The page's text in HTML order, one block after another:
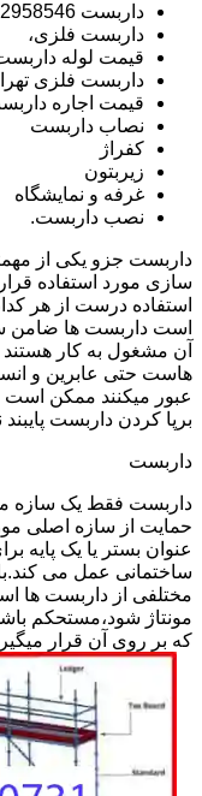
داربست 09012958546-آقای خشایارحیدری شبانه روزی.
داربست فلزی،
قیمت لوله
داربست فلزی
قیمت اجاره
نصاب داربست
کفراژ
زیربتون
غرفه و نمایشگاه
نصب داربست.
داربست جزو یکی از
سازی مورد استفاده
استفاده درست از هر
است داربست ها ضامن
آن مشغول به کار هستند
هاست حتی عابرین و
عبور میکنند ممکن
برپا کردن داربست پایبند
داربست
داربست فقط یک سازه
حمایت از سازه اصلی
عنوان بستر یا یک پایه
ساختمانی عمل می
مختلفی از داربست ها
مونتاژ شود،مستحکم
که بر روی آن قرار